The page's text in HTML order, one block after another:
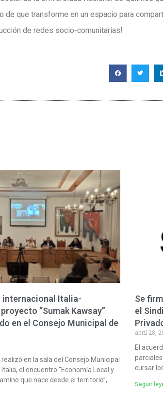
que transforme en un espacio para
de redes socio-comunitarias!
internacional Italia-
“Sumak Kawsay”
en el Consejo Municipal de
en la sala del Consejo Municipal
el encuentro “Economía Local y
que nace desde el territorio”,
Se
el
abril 28,
El
cursar
Seguir